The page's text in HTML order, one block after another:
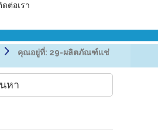
ดต่อเรา
คุณอยู่ที่: 29-ผลิตภัณฑ์แช่
หา